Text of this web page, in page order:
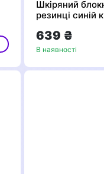
Шкіряний
резинці синій
639 ₴
В наявності